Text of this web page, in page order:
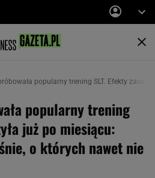
popularny trening SLT. Efekty
popularny trening
już po miesiącu:
o których nawet nie